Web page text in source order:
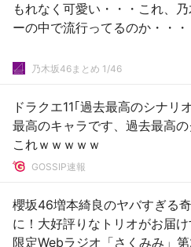
もれなく可愛い・・・これ、
ーの中で流行ってるのか・・・
乃木坂46まとめ 1/46
ドラクエ11｢過去最高のシナリ
最高のキャラです、過去最高
これｗｗｗｗｗ
GOSSIP速報
櫻坂46増本綺良のヤバすぎる
に！大好評りなトリオがお届
限定Webラジオ「さくみみ」